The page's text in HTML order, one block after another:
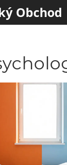
Obchod